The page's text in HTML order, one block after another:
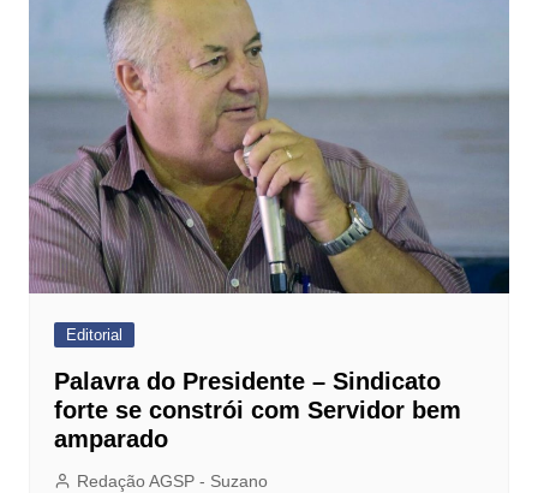
Editorial
Palavra do Presidente – Sindicato
forte se constrói com Servidor bem
amparado
Redação AGSP - Suzano